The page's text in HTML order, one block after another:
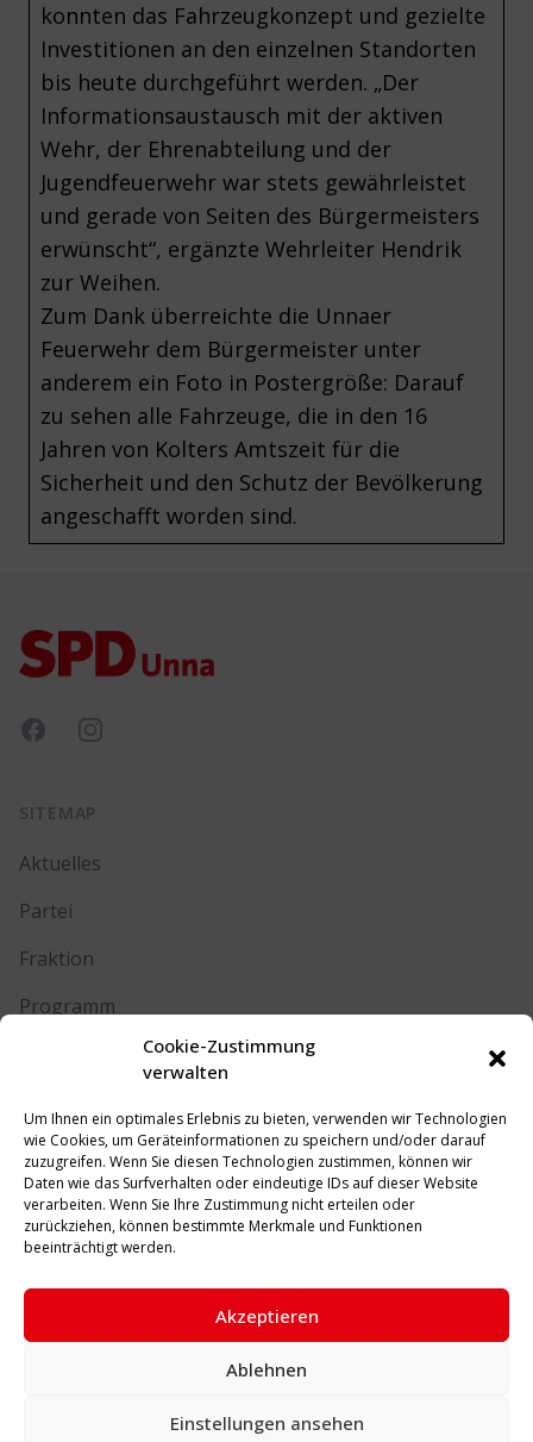
Cookie-Zustimmung
verwalten
Um Ihnen ein optimales Erlebnis zu bieten, verwenden wir Technologien
wie Cookies, um Geräteinformationen zu speichern und/oder darauf
zuzugreifen. Wenn Sie diesen Technologien zustimmen, können wir
Daten wie das Surfverhalten oder eindeutige IDs auf dieser Website
verarbeiten. Wenn Sie Ihre Zustimmung nicht erteilen oder
zurückziehen, können bestimmte Merkmale und Funktionen
beeinträchtigt werden.
Akzeptieren
Ablehnen
Einstellungen ansehen
konnten das Fahrzeugkonzept und gezielte
Investitionen an den einzelnen Standorten
bis heute durchgeführt werden. „Der
Informationsaustausch mit der aktiven
Wehr, der Ehrenabteilung und der
Jugendfeuerwehr war stets gewährleistet
und gerade von Seiten des Bürgermeisters
erwünscht“, ergänzte Wehrleiter Hendrik
zur Weihen.
Zum Dank überreichte die Unnaer
Feuerwehr dem Bürgermeister unter
anderem ein Foto in Postergröße: Darauf
zu sehen alle Fahrzeuge, die in den 16
Jahren von Kolters Amtszeit für die
Sicherheit und den Schutz der Bevölkerung
angeschafft worden sind.
FacebookInstagram
SITEMAP
Aktuelles
Partei
Fraktion
Programm
RECHTLICHES
Impressum
Datenschutz
Cookie-Richtlinie (EU)